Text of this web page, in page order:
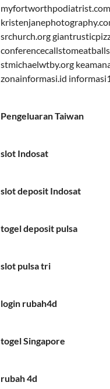
myfortworthpodiatrist.com
srchurch.org
stmichaelwtby.org
zonainformasi.id
Pengeluaran Taiwan
slot Indosat
slot deposit Indosat
togel deposit pulsa
slot pulsa tri
login rubah4d
togel Singapore
rubah 4d